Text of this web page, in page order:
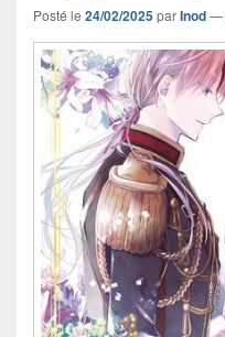
Posté le 24/02/2025parInod—